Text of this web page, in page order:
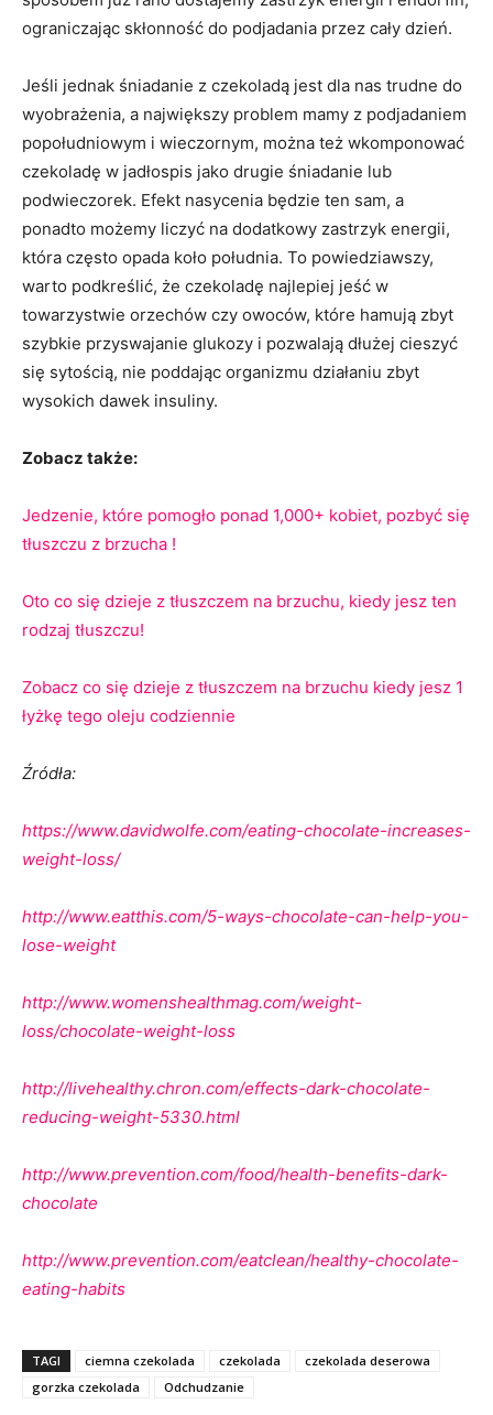
ograniczając skłonność do podjadania przez cały dzień.
Jeśli jednak śniadanie z czekoladą jest dla nas trudne do
wyobrażenia, a największy problem mamy z podjadaniem
popołudniowym i wieczornym, można też wkomponować
czekoladę w jadłospis jako drugie śniadanie lub
podwieczorek. Efekt nasycenia będzie ten sam, a
ponadto możemy liczyć na dodatkowy zastrzyk energii,
która często opada koło południa. To powiedziawszy,
warto podkreślić, że czekoladę najlepiej jeść w
towarzystwie orzechów czy owoców, które hamują zbyt
szybkie przyswajanie glukozy i pozwalają dłużej cieszyć
się sytością, nie poddając organizmu działaniu zbyt
wysokich dawek insuliny.
Zobacz także:
Jedzenie, które pomogło ponad 1,000+ kobiet, pozbyć się
tłuszczu z brzucha !
Oto co się dzieje z tłuszczem na brzuchu, kiedy jesz ten
rodzaj tłuszczu!
Zobacz co się dzieje z tłuszczem na brzuchu kiedy jesz 1
łyżkę tego oleju codziennie
Źródła:
https://www.davidwolfe.com/eating-chocolate-increases-
weight-loss/
http://www.eatthis.com/5-ways-chocolate-can-help-you-
lose-weight
http://www.womenshealthmag.com/weight-
loss/chocolate-weight-loss
http://livehealthy.chron.com/effects-dark-chocolate-
reducing-weight-5330.html
http://www.prevention.com/food/health-benefits-dark-
chocolate
http://www.prevention.com/eatclean/healthy-chocolate-
eating-habits
TAGI ciemna czekolada czekolada
czekolada deserowa
gorzka czekolada
Odchudzanie